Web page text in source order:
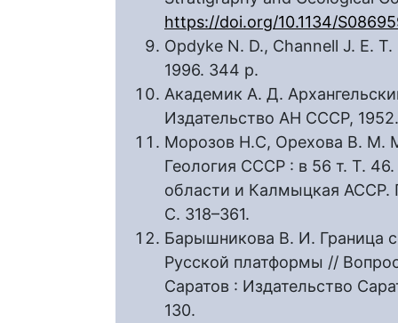
https://doi.org/10.1134/
Opdyke N. D., Channell J. E.
1996. 344 p.
Академик А. Д.
Издательство АН СССР,
Морозов Н.С, Орехова В. М.
Геология СССР : в 56 т. Т.
области и Калмыцкая АССР.
С. 318–361.
Барышникова В. И. Граница
Русской платформы //
Саратов : Издательство
130.